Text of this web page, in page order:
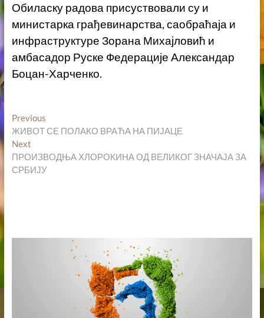
Обиласку радова присуствовали су и
министарка грађевинарства, саобраћаја и
инфраструктуре Зорана Михајловић и
амбасадор Руске Федерације Александар
Боцан-Харченко.
Кретање
чланка
PreviousPrevious
post:
ЖИВОТ СЕ ПОЛАКО ВРАЋА НА ПИЈАЦЕ
NextNext
post:
ПРОИЗВОДЊА ХЛОРОКИНА ОД ВЕЛИКОГ ЗНАЧАЈА ЗА
СРБИЈУ